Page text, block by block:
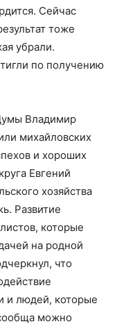
Сейчас
тоже
убрали.
по получению
Владимир
михайловских
и хороших
Евгений
хозяйства
Развитие
которые
на родной
что
и людей, которые
можно